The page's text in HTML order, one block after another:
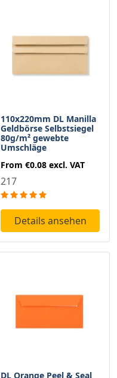
110x220mm DL Manilla
Geldbörse Selbstsiegel
80g/m² gewebte
Umschläge
From €0.08 excl. VAT
217
Details ansehen
DL Orange Peel & Seal